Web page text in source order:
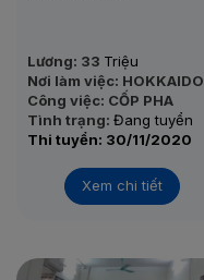
Lương: 33 Triệu
Nơi làm việc: HOKKAIDO
Công việc: CỐP PHA
Tình trạng: Đang tuyển
Thi tuyển: 30/11/2020
Xem chi tiết